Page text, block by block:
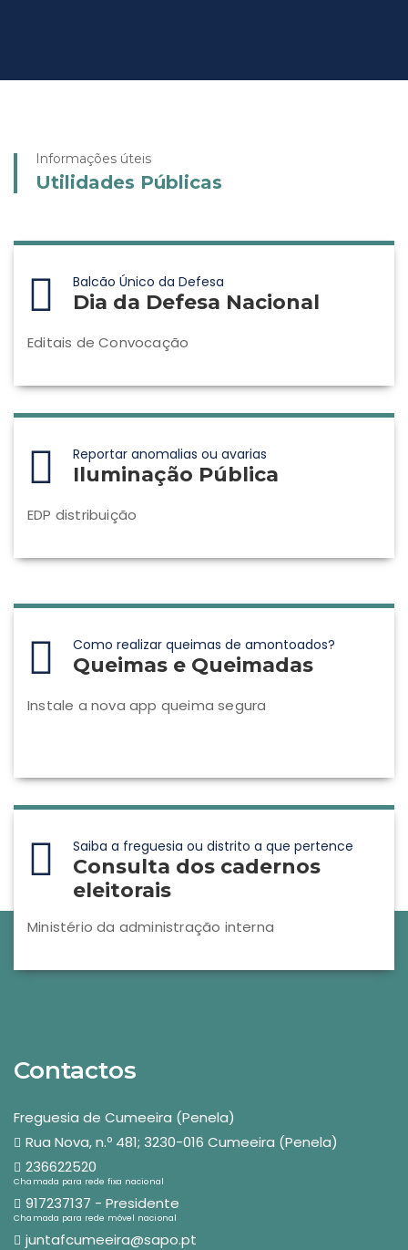
Informações úteis
Utilidades Públicas
Balcão Único da Defesa
Dia da Defesa Nacional
Editais de Convocação
Reportar anomalias ou avarias
Iluminação Pública
EDP distribuição
Como realizar queimas de amontoados?
Queimas e Queimadas
Instale a nova app queima segura
Saiba a freguesia ou distrito a que pertence
Consulta dos cadernos
eleitorais
Ministério da administração interna
Contactos
Freguesia de Cumeeira (Penela)
Rua Nova, n.º 481; 3230-016 Cumeeira (Penela)
236622520
Chamada para rede fixa nacional
917237137 - Presidente
Chamada para rede móvel nacional
juntafcumeeira@sapo.pt